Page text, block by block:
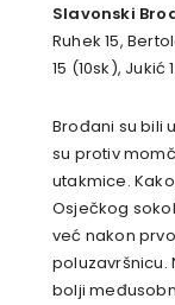
Slavonski
Ruhek 15,
15 (10sk),
Brođani su bili
su protiv
utakmice.
Osječkog
već nakon
poluzavršnicu.
bolji